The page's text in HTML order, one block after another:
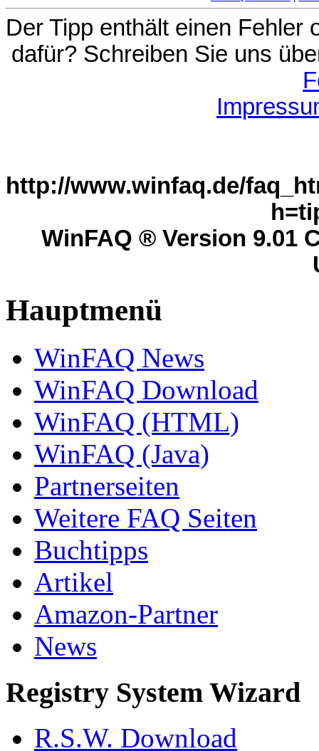
Der Tipp enthält einen Fehler
dafür? Schreiben Sie uns
http://www.winfaq.de/
WinFAQ ® Version 9.01
Hauptmenü
WinFAQ News
WinFAQ Download
WinFAQ (HTML)
WinFAQ (Java)
Partnerseiten
Weitere FAQ Seiten
Buchtipps
Artikel
Amazon-Partner
News
Registry System Wizard
R.S.W. Download